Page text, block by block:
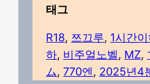
태그
R18, 쯔끄루, 1시간
하, 비주얼노벨, MZ,
ム, 770엔, 2025년4